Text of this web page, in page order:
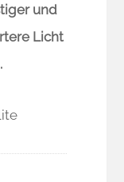
und
Licht